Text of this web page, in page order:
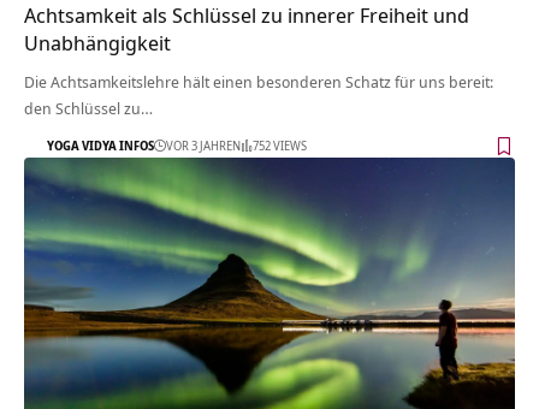
Achtsamkeit als Schlüssel zu innerer Freiheit und
Unabhängigkeit
Die Achtsamkeitslehre hält einen besonderen Schatz für uns bereit:
den Schlüssel zu…
YOGA VIDYA INFOS VOR 3 JAHREN 752 VIEWS